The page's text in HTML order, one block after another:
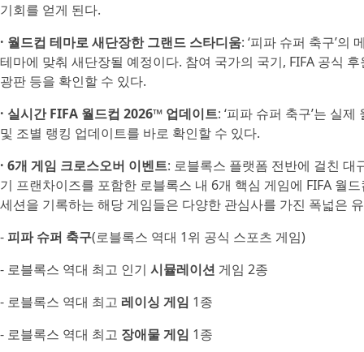
기회를 얻게 된다.
· 월드컵 테마로 새단장한 그랜드 스타디움: ‘피파 슈퍼 축구’
테마에 맞춰 새단장될 예정이다. 참여 국가의 국기, FIFA 공식
광판 등을 확인할 수 있다.
· 실시간 FIFA 월드컵 2026™ 업데이트: ‘피파 슈퍼 축구’는 실
및 조별 랭킹 업데이트를 바로 확인할 수 있다.
· 6개 게임 크로스오버 이벤트: 로블록스 플랫폼 전반에 걸친
기 프랜차이즈를 포함한 로블록스 내 6개 핵심 게임에 FIFA 월
세션을 기록하는 해당 게임들은 다양한 관심사를 가진 폭넓은
- 피파 슈퍼 축구(로블록스 역대 1위 공식 스포츠 게임)
- 로블록스 역대 최고 인기 시뮬레이션 게임 2종
- 로블록스 역대 최고 레이싱 게임 1종
- 로블록스 역대 최고 장애물 게임 1종